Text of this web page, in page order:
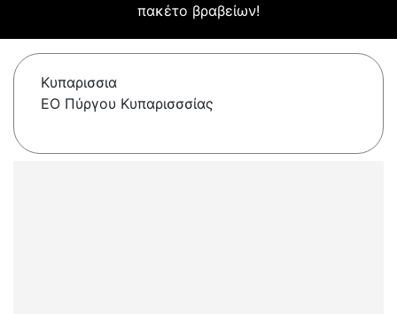
πακέτο βραβείων!
Κυπαρισσια
ΕΟ Πύργου Κυπαρισσσίας